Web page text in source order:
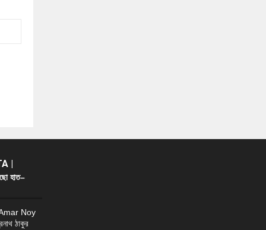
|
হাত–
Noy
ঠাকুর